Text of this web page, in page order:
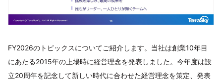
FY2026のトピックスについてご紹介します。当社は創業10年目
にあたる2015年の上場時に経営理念を発表しました。今年度は設
立20周年を記念して新しい時代に合わせた経営理念を策定、発表